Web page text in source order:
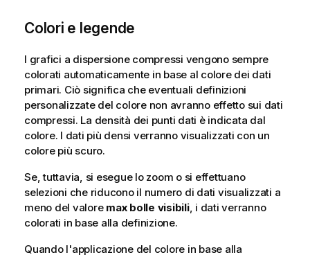
Colori e legende
I grafici a dispersione compressi vengono sempre
colorati automaticamente in base al colore dei dati
primari. Ciò significa che eventuali definizioni
personalizzate del colore non avranno effetto sui dati
compressi. La densità dei punti dati è indicata dal
colore. I dati più densi verranno visualizzati con un
colore più scuro.
Se, tuttavia, si esegue lo zoom o si effettuano
selezioni che riducono il numero di dati visualizzati a
meno del valore max bolle visibili, i dati verranno
colorati in base alla definizione.
Quando l'applicazione del colore in base alla